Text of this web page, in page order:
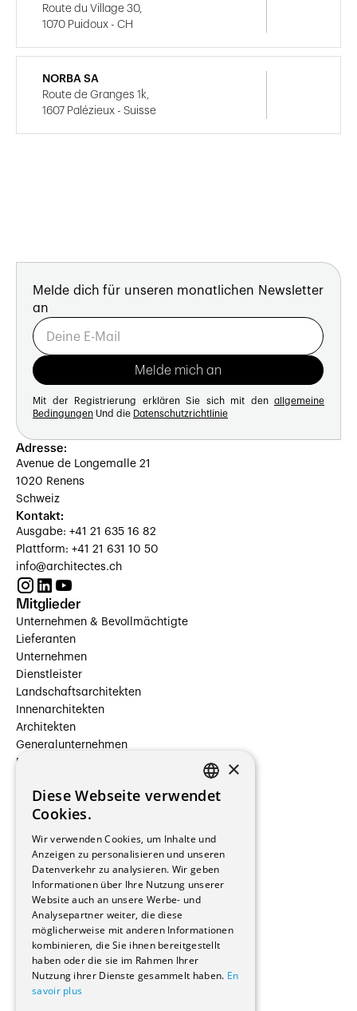
Route du Village 30,
1070 Puidoux - CH
NORBA SA
Route de Granges 1k,
1607 Palézieux - Suisse
Melde dich für unseren monatlichen Newsletter
an
Mit der Registrierung erklären Sie sich mit den allgemeine
Bedingungen Und die Datenschutzrichtlinie
Adresse:
Avenue de Longemalle 21
1020 Renens
Schweiz
Kontakt:
Ausgabe: +41 21 635 16 82
Plattform: +41 21 631 10 50
info@architectes.ch
Mitglieder
Unternehmen & Bevollmächtigte
Lieferanten
Unternehmen
Dienstleister
Landschaftsarchitekten
Innenarchitekten
Architekten
Generalunternehmen
Beauftragte Unternehmen
Hersteller/Lieferanten
Bauherrschaften
Immobilienverwaltungsgesellschaften
Stockwerkeigentum
Reportagen
Wohnungen
Renovierungen
Innere Umbauten
Gastgewerbe und Tourismus
Verwaltungsgebäude und Geschäfte
Schuleinrichtungen
Medizinische Einrichtungen
FRENCH
×
Diese Webseite verwendet
Cookies.
Wir verwenden Cookies, um Inhalte und
Anzeigen zu personalisieren und unseren
Datenverkehr zu analysieren. Wir geben
Informationen über Ihre Nutzung unserer
Website auch an unsere Werbe- und
Analysepartner weiter, die diese
möglicherweise mit anderen Informationen
kombinieren, die Sie ihnen bereitgestellt
haben oder die sie im Rahmen Ihrer
Nutzung ihrer Dienste gesammelt haben. En
savoir plus